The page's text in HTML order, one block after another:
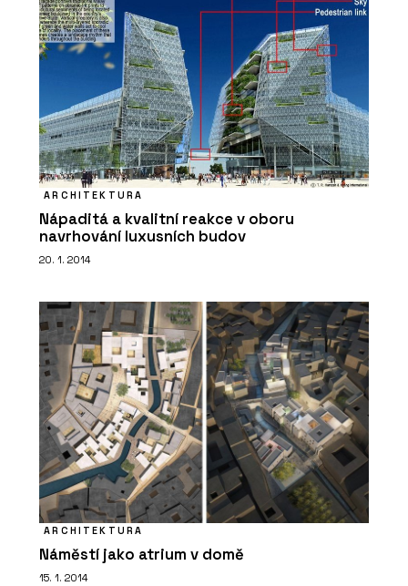
ARCHITEKTURA
Nápaditá a kvalitní reakce v oboru
navrhování luxusních budov
20. 1. 2014
ARCHITEKTURA
Náměstí jako atrium v domě
15. 1. 2014